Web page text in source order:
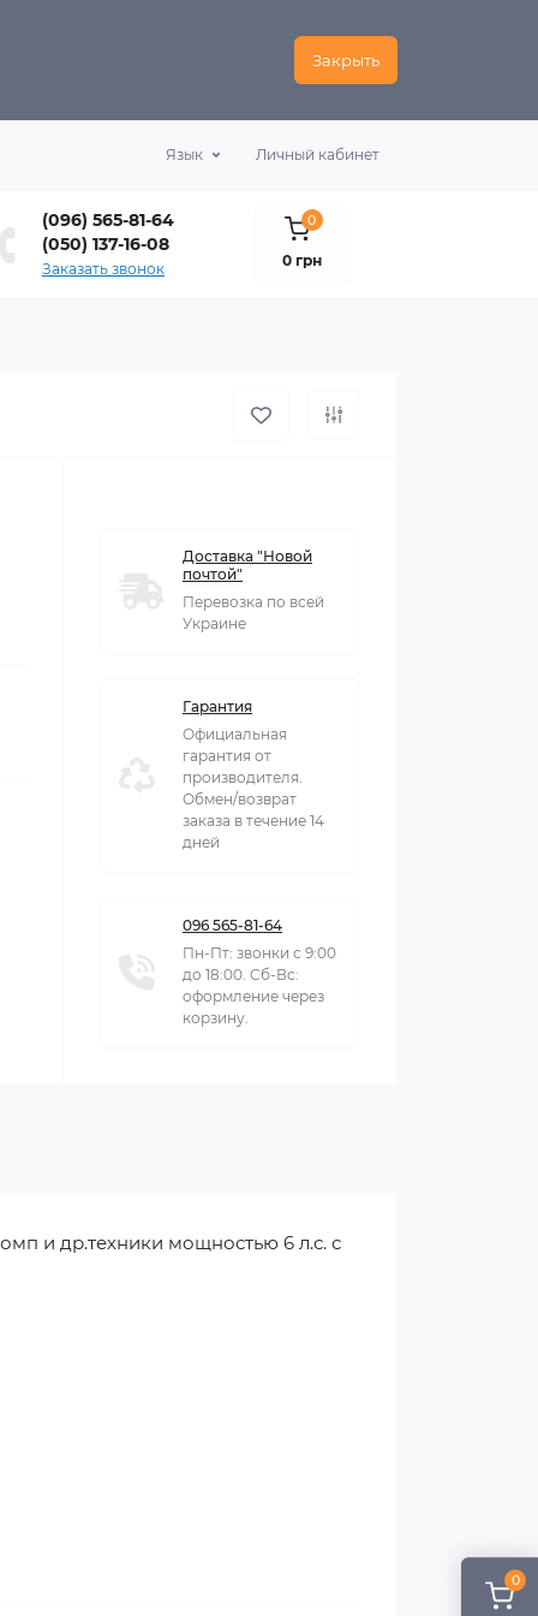
0
Закрыть
Язык Личный кабинет
(096) 565-81-64
(050) 137-16-08
Заказать звонок
0
0 грн
Доставка "Новой
почтой"
Перевозка по всей
Украине
Гарантия
Официальная
гарантия от
производителя.
Обмен/возврат
заказа в течение 14
дней
096 565-81-64
Пн-Пт: звонки с 9:00
до 18:00. Сб-Вс:
оформление через
корзину.
и др.техники мощностью 6 л.с. с